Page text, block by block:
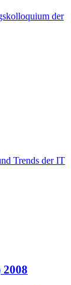
der
Trends der IT